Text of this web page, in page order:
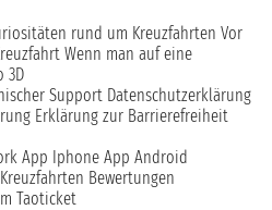
rund um Kreuzfahrten Vor
Wenn man auf eine
3D
Support Datenschutzerklärung
Erklärung zur Barrierefreiheit
App Iphone App Android
Kreuzfahrten Bewertungen
Taoticket